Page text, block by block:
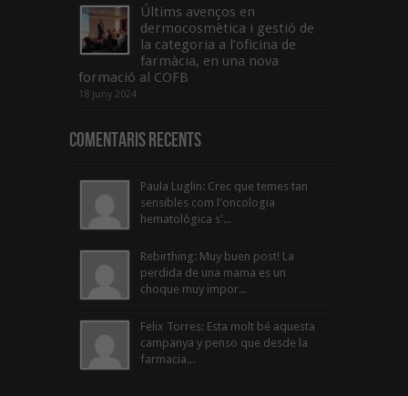
Últims avenços en
dermocosmètica i gestió de
la categoria a l’oficina de
farmàcia, en una nova
formació al COFB
18 juny 2024
Comentaris Recents
Paula Luglin: Crec que temes tan
sensibles com l'oncologia
hematològica s'...
Rebirthing: Muy buen post! La
perdida de una mama es un
choque muy impor...
Felix Torres: Esta molt bé aquesta
campanya y penso que desde la
farmacia...